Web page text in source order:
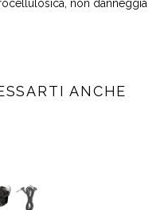
non danneggia
ANCHE